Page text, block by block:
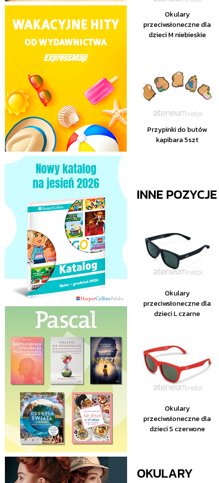
Okulary
przeciwsłoneczne dla
dzieci M niebieskie
Przypinki do butów
kapibara 5szt
INNE
Okulary
przeciwsłoneczne dla
dzieci L czarne
Okulary
przeciwsłoneczne dla
dzieci S czerwone
OKULARY